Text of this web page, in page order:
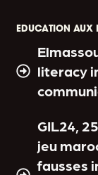
EDUCATION AUX
literacy
GIL24,
jeu
fausses